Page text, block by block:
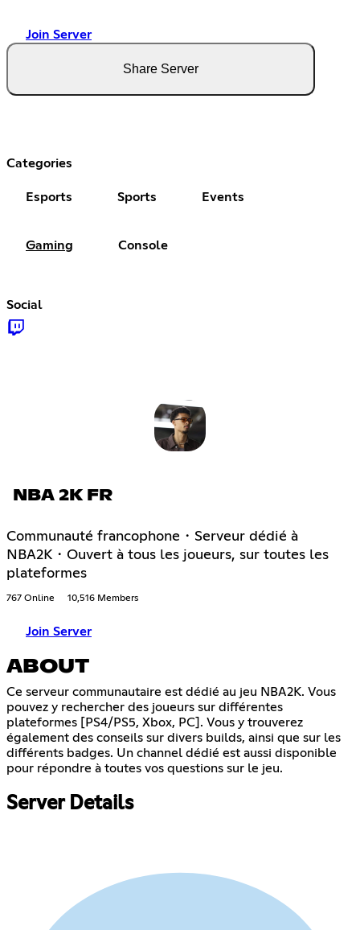
Join Server
Share Server
Categories
Esports Sports Events
Gaming Console
Social
NBA 2K FR
Communauté francophone・Serveur dédié à
NBA2K・Ouvert à tous les joueurs, sur toutes les
plateformes
767 Online 10,516 Members
Join Server
ABOUT
Ce serveur communautaire est dédié au jeu NBA2K. Vous
pouvez y rechercher des joueurs sur différentes
plateformes [PS4/PS5, Xbox, PC]. Vous y trouverez
également des conseils sur divers builds, ainsi que sur les
différents badges. Un channel dédié est aussi disponible
pour répondre à toutes vos questions sur le jeu.
Server Details